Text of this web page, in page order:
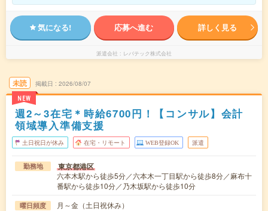
気になる! 応募へ進む 詳しく見る
派遣会社 レバテック株式会社
未読
NEW
掲載日 2026/08/07
週2～3在宅＊時給6700円！【コンサル】会計
領域導入準備支援
土日祝日が休み 在宅・リモート WEB登録OK 派遣
勤務地 東京都港区
六本木駅から徒歩5分／六本木一丁目駅から徒歩8分／麻布十
番駅から徒歩10分／乃木坂駅から徒歩10分
曜日頻度 月～金（土日祝休み）